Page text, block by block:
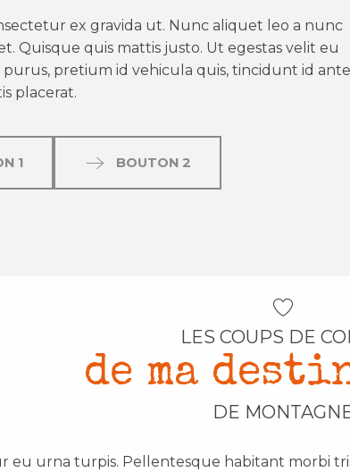
ex gravida ut. Nunc aliquet leo a nunc
Quisque quis mattis justo. Ut egestas velit eu
pretium id vehicula quis, tincidunt id
placerat.
1 BOUTON 2
LES COUPS DE
de ma
DE
eu urna turpis. Pellentesque habitant morbi